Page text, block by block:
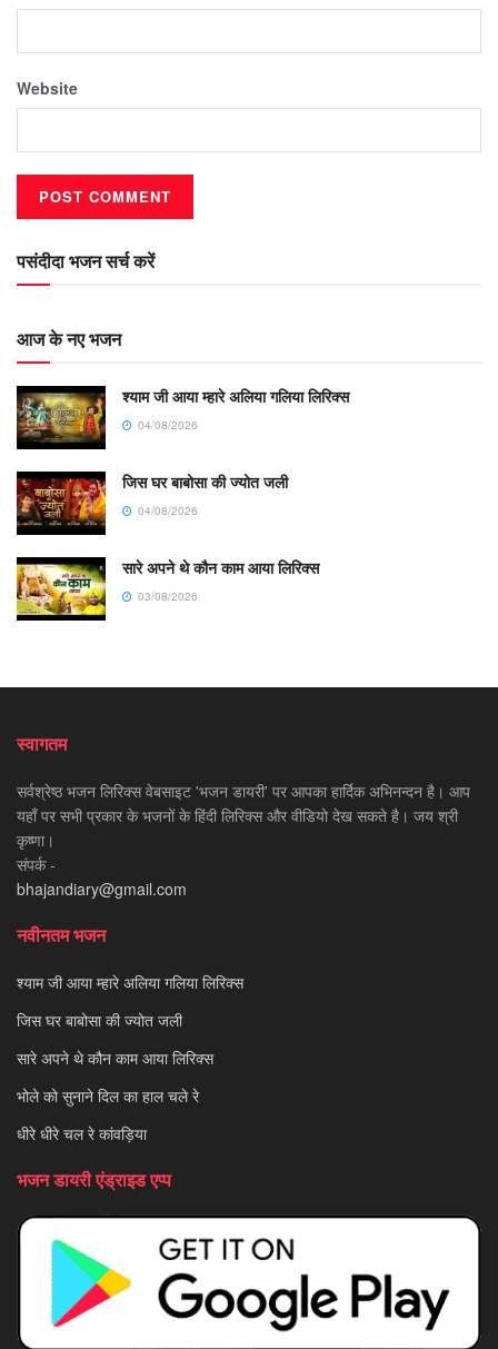
Website
पसंदीदा भजन सर्च करें
आज के नए भजन
श्याम जी आया म्हारे अलिया गलिया लिरिक्स
04/08/2026
जिस घर बाबोसा की ज्योत जली
04/08/2026
सारे अपने थे कौन काम आया लिरिक्स
03/08/2026
स्वागतम
सर्वश्रेष्ठ भजन लिरिक्स वेबसाइट 'भजन डायरी' पर आपका हार्दिक अभिनन्दन है। आप
यहाँ पर सभी प्रकार के भजनों के हिंदी लिरिक्स और वीडियो देख सकते है। जय श्री
कृष्णा।
संपर्क -
bhajandiary@gmail.com
नवीनतम भजन
श्याम जी आया म्हारे अलिया गलिया लिरिक्स
जिस घर बाबोसा की ज्योत जली
सारे अपने थे कौन काम आया लिरिक्स
भोले को सुनाने दिल का हाल चले रे
धीरे धीरे चल रे कांवड़िया
भजन डायरी एंड्राइड एप्प